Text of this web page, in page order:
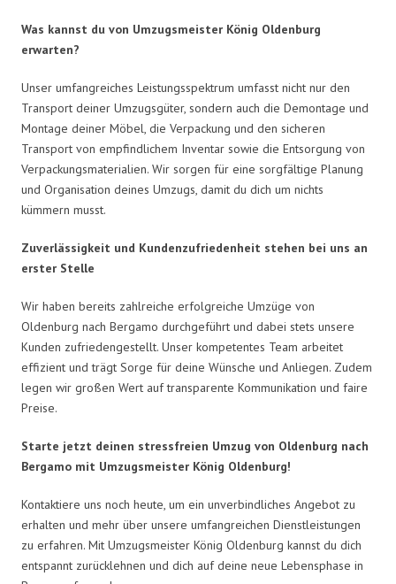
Was kannst du von Umzugsmeister König Oldenburg
erwarten?
Unser umfangreiches Leistungsspektrum umfasst nicht nur den
Transport deiner Umzugsgüter, sondern auch die Demontage und
Montage deiner Möbel, die Verpackung und den sicheren
Transport von empfindlichem Inventar sowie die Entsorgung von
Verpackungsmaterialien. Wir sorgen für eine sorgfältige Planung
und Organisation deines Umzugs, damit du dich um nichts
kümmern musst.
Zuverlässigkeit und Kundenzufriedenheit stehen bei uns an
erster Stelle
Wir haben bereits zahlreiche erfolgreiche Umzüge von
Oldenburg nach Bergamo durchgeführt und dabei stets unsere
Kunden zufriedengestellt. Unser kompetentes Team arbeitet
effizient und trägt Sorge für deine Wünsche und Anliegen. Zudem
legen wir großen Wert auf transparente Kommunikation und faire
Preise.
Starte jetzt deinen stressfreien Umzug von Oldenburg nach
Bergamo mit Umzugsmeister König Oldenburg!
Kontaktiere uns noch heute, um ein unverbindliches Angebot zu
erhalten und mehr über unsere umfangreichen Dienstleistungen
zu erfahren. Mit Umzugsmeister König Oldenburg kannst du dich
entspannt zurücklehnen und dich auf deine neue Lebensphase in